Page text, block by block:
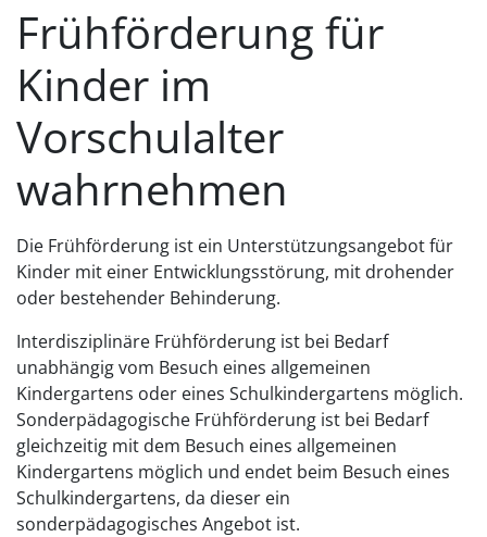
Frühförderung für
Kinder im
Vorschulalter
wahrnehmen
Die Frühförderung ist ein Unterstützungsangebot für
Kinder mit einer Entwicklungsstörung, mit drohender
oder bestehender Behinderung.
Interdisziplinäre Frühförderung ist bei Bedarf
unabhängig vom Besuch eines allgemeinen
Kindergartens oder eines Schulkindergartens möglich.
Sonderpädagogische Frühförderung ist bei Bedarf
gleichzeitig mit dem Besuch eines allgemeinen
Kindergartens möglich und endet beim Besuch eines
Schulkindergartens, da dieser ein
sonderpädagogisches Angebot ist.